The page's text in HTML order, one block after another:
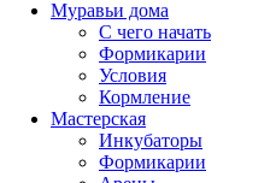
Муравьи дома
С чего начать
Формикарии
Условия
Кормление
Мастерская
Инкубаторы
Формикарии